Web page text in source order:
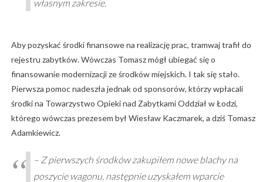
własnym zakresie.
Aby pozyskać środki finansowe na realizację prac, tramwaj trafił do
rejestru zabytków. Wówczas Tomasz mógł ubiegać się o
finansowanie modernizacji ze środków miejskich. I tak się stało.
Pierwsza pomoc nadeszła jednak od sponsorów, którzy wpłacali
środki na Towarzystwo Opieki nad Zabytkami Oddział w Łodzi,
którego wówczas prezesem był Wiesław Kaczmarek, a dziś Tomasz
Adamkiewicz.
– Z pierwszych środków zakupiłem nowe blachy na
poszycie wagonu, następnie uzyskałem wparcie